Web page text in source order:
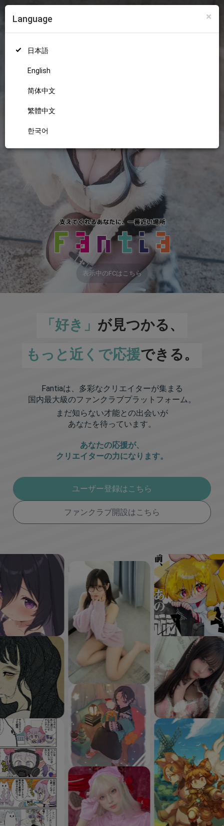
×
Language
日本語
English
简体中文
繁體中文
한국어
18+
表示中のFCはこちら
「好き」 が見つかる、
もっと近くで応援できる。
Fantiaは、多彩なクリエイターが集まる
国内最大級のファンクラブプラットフォーム。
まだ知らない才能との出会いが
あなたを待っています。
あなたの応援が、
クリエイターの力になります。
ユーザー登録はこちら
ファンクラブ開設はこちら